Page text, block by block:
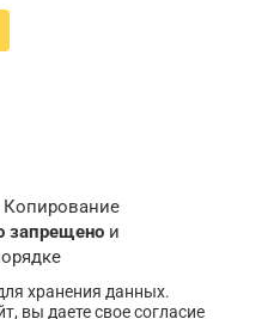
Копирование
запрещено и
хранения данных.
вы даете свое согласие